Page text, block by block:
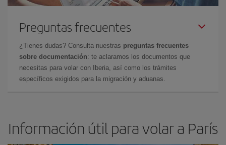
Preguntas frecuentes
¿Tienes dudas? Consulta nuestras preguntas frecuentes
sobre documentación: te aclaramos los documentos que
necesitas para volar con Iberia, así como los trámites
específicos exigidos para la migración y aduanas.
Información útil para volar a París